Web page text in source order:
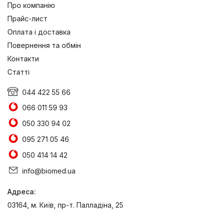
Про компанію
Прайс-лист
Оплата і доставка
Повернення та обмін
Контакти
Статті
044 422 55 66
066 011 59 93
050 330 94 02
095 271 05 46
050 414 14 42
info@biomed.ua
Адреса:
03164, м. Київ, пр-т. Палладіна, 25